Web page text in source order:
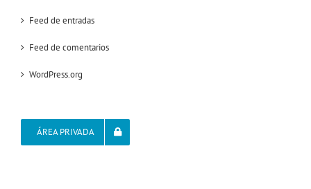
Feed de entradas
Feed de comentarios
WordPress.org
ÁREA PRIVADA